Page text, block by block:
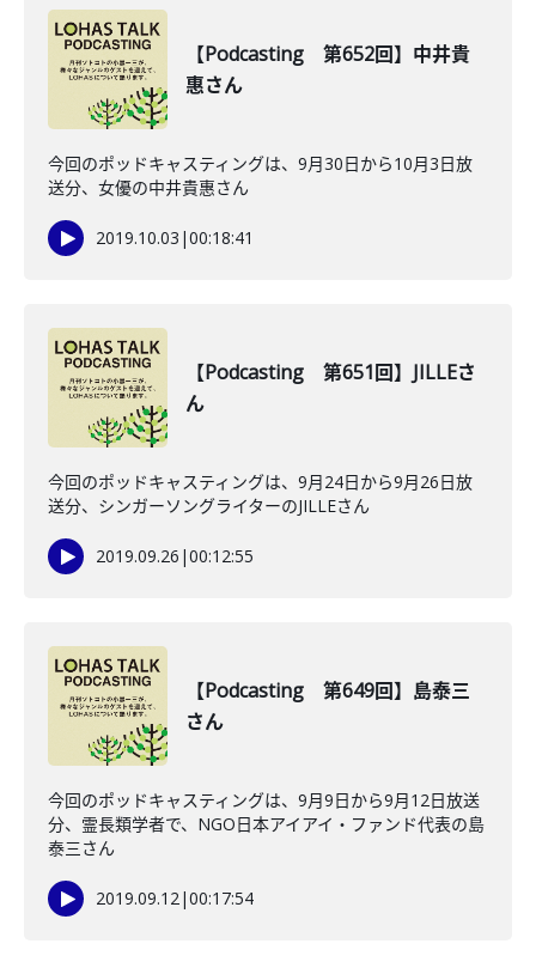
【Podcasting 第652回】中井貴
惠さん
今回のポッドキャスティングは、9月30日から10月3日放
送分、女優の中井貴惠さん
2019.10.03 |00:18:41
【Podcasting 第651回】JILLEさ
ん
今回のポッドキャスティングは、9月24日から9月26日放
送分、シンガーソングライターのJILLEさん
2019.09.26 |00:12:55
【Podcasting 第649回】島泰三
さん
今回のポッドキャスティングは、9月9日から9月12日放送
分、霊長類学者で、NGO日本アイアイ・ファンド代表の島
泰三さん
2019.09.12|00:17:54